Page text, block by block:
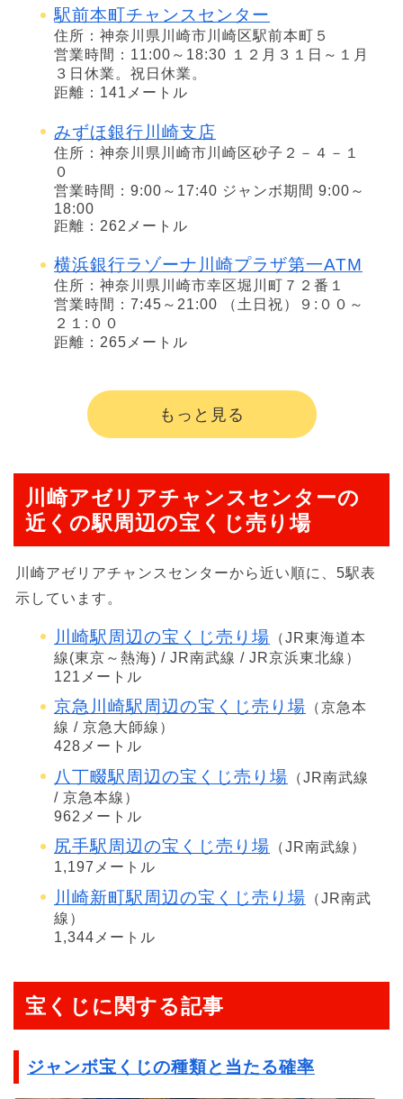
駅前本町チャンスセンター
住所：神奈川県川崎市川崎区駅前本町５
営業時間：11:00～18:30 １２月３１日～１月
３日休業。祝日休業。
距離：141メートル
みずほ銀行川崎支店
住所：神奈川県川崎市川崎区砂子２－４－１
０
営業時間：9:00～17:40 ジャンボ期間 9:00～
18:00
距離：262メートル
横浜銀行ラゾーナ川崎プラザ第一ATM
住所：神奈川県川崎市幸区堀川町７２番１
営業時間：7:45～21:00 （土日祝）９:００～
２１:００
距離：265メートル
もっと見る
川崎アゼリアチャンスセンターの
近くの駅周辺の宝くじ売り場
川崎アゼリアチャンスセンターから近い順に、5駅表
示しています。
川崎駅周辺の宝くじ売り場 （JR東海道本
線(東京～熱海) / JR南武線 / JR京浜東北線）
121メートル
京急川崎駅周辺の宝くじ売り場 （京急本
線 / 京急大師線）
428メートル
八丁畷駅周辺の宝くじ売り場 （JR南武線
/ 京急本線）
962メートル
尻手駅周辺の宝くじ売り場 （JR南武線）
1,197メートル
川崎新町駅周辺の宝くじ売り場 （JR南武
線）
1,344メートル
宝くじに関する記事
ジャンボ宝くじの種類と当たる確率